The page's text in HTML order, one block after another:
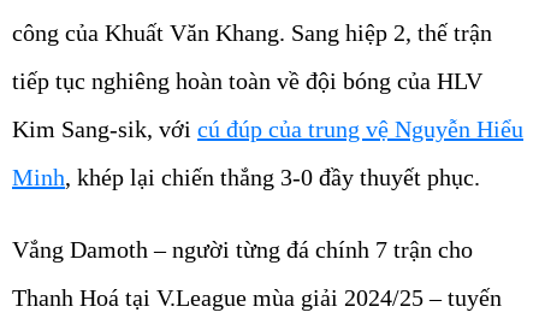
công của Khuất Văn Khang. Sang hiệp 2, thế trận
tiếp tục nghiêng hoàn toàn về đội bóng của HLV
Kim Sang-sik, với cú đúp của trung vệ Nguyễn Hiểu
Minh, khép lại chiến thắng 3-0 đầy thuyết phục.
Vắng Damoth – người từng đá chính 7 trận cho
Thanh Hoá tại V.League mùa giải 2024/25 – tuyến